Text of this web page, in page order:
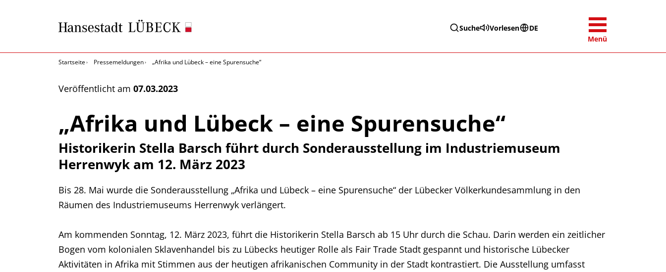
Suche Vorlesen
DE
Menü
Startseite Pressemeldungen „Afrika und Lübeck – eine Spurensuche“
Veröffentlicht am 07.03.2023
„Afrika und Lübeck – eine Spurensuche“
Historikerin Stella Barsch führt durch Sonderausstellung im Industriemuseum
Herrenwyk am 12. März 2023
Bis 28. Mai wurde die Sonderausstellung „Afrika und Lübeck – eine Spurensuche“ der Lübecker Völkerkundesammlung in den
Räumen des Industriemuseums Herrenwyk verlängert.
Am kommenden Sonntag, 12. März 2023, führt die Historikerin Stella Barsch ab 15 Uhr durch die Schau. Darin werden ein zeitlicher
Bogen vom kolonialen Sklavenhandel bis zu Lübecks heutiger Rolle als Fair Trade Stadt gespannt und historische Lübecker
Aktivitäten in Afrika mit Stimmen aus der heutigen afrikanischen Community in der Stadt kontrastiert. Die Ausstellung umfasst